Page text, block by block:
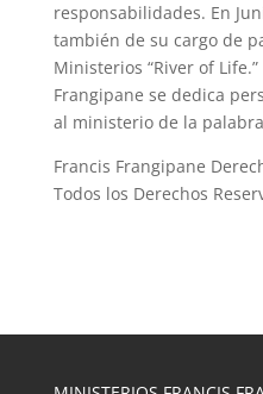
responsabilidades. En
también de su cargo de
Ministerios “River of
Frangipane se dedica
al ministerio de la
Francis Frangipane
Todos los Derechos